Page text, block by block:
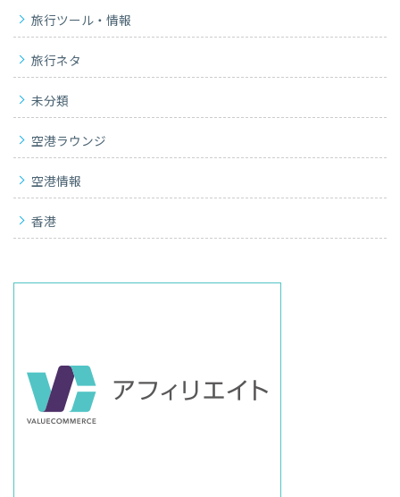
旅行ツール・情報
旅行ネタ
未分類
空港ラウンジ
空港情報
香港